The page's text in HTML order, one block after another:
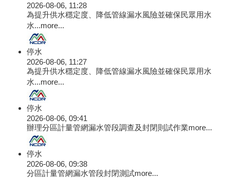
2026-08-06, 11:28
為提升供水穩定度、降低管線漏水風險並確保民眾用水
水... more...
停水
2026-08-06, 11:27
為提升供水穩定度、降低管線漏水風險並確保民眾用水
水... more...
停水
2026-08-06, 09:41
辦理分區計量管網漏水管段調查及封閉則試作業more...
停水
2026-08-06, 09:38
分區計量管網漏水管段封閉測試more...